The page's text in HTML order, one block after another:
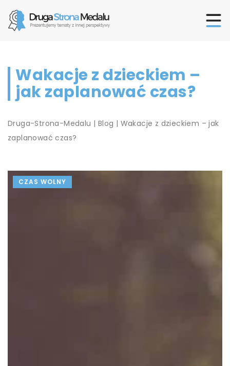
Wakacje z dzieckiem –
jak zaplanować czas?
Druga-Strona-Medalu | Blog | Wakacje z dzieckiem – jak
zaplanować czas?
CZAS WOLNY